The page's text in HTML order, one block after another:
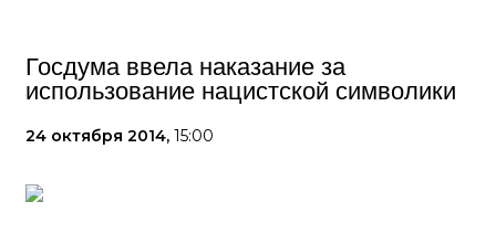
Госдума ввела наказание за
использование нацистской символики
24 октября 2014, 15:00